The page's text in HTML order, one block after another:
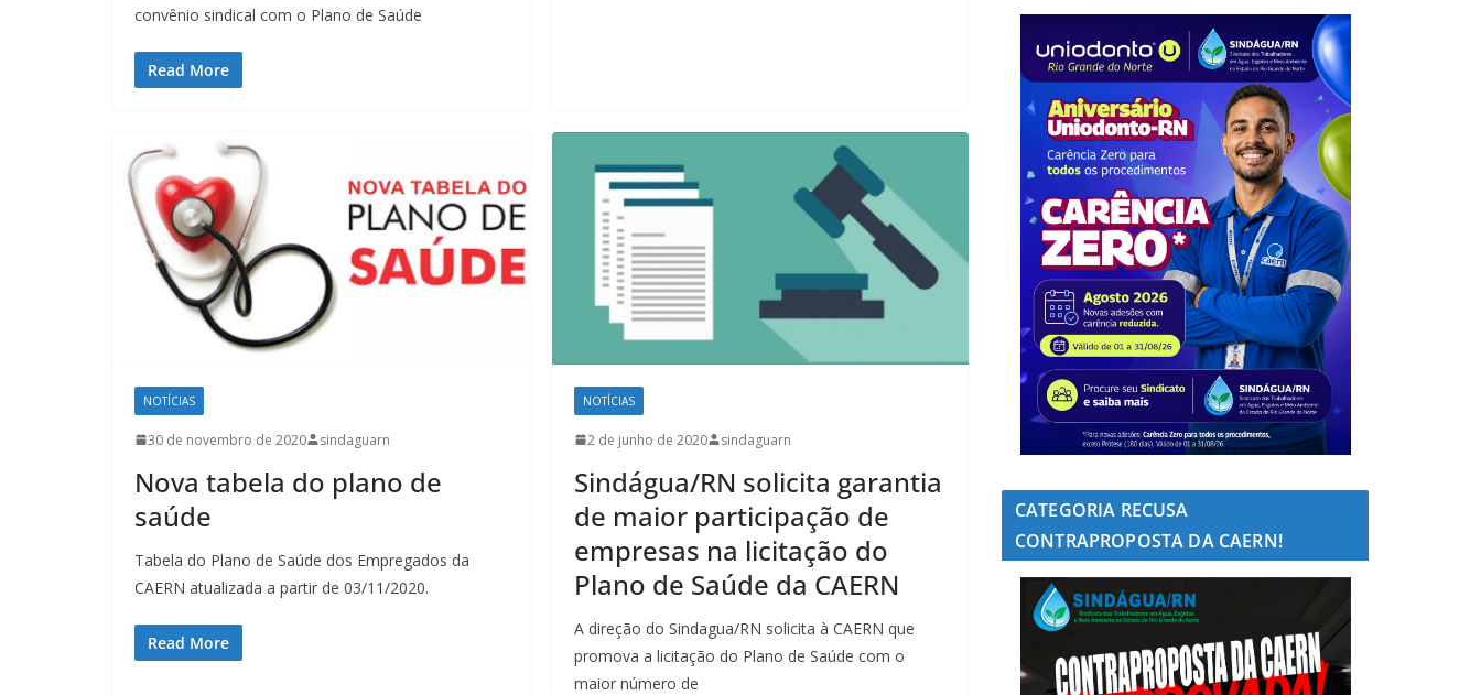
convênio sindical com o Plano de Saúde
Read More
NOTÍCIAS
30 de novembro de 2020 sindaguarn
Nova tabela do plano de
saúde
Tabela do Plano de Saúde dos Empregados da
CAERN atualizada a partir de 03/11/2020.
Read More
NOTÍCIAS
2 de junho de 2020 sindaguarn
Sindágua/RN solicita garantia
de maior participação de
empresas na licitação do
Plano de Saúde da CAERN
A direção do Sindagua/RN solicita à CAERN que
promova a licitação do Plano de Saúde com o
maior número de
CATEGORIA RECUSA
CONTRAPROPOSTA DA CAERN!